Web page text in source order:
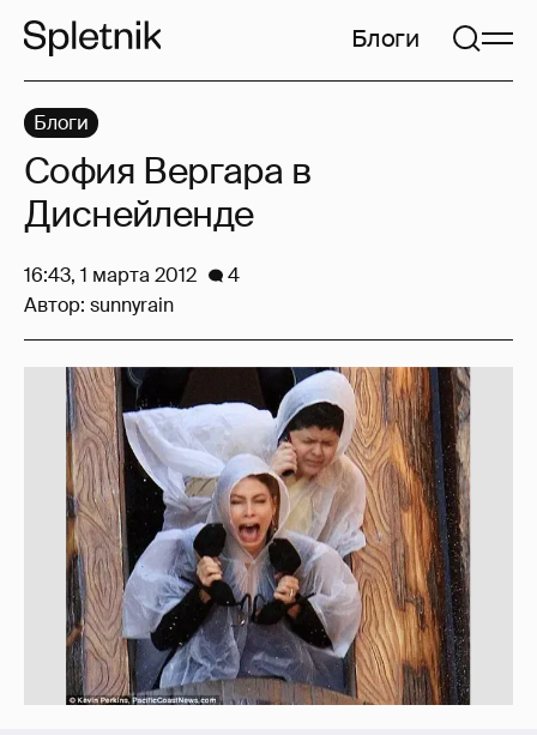
Блоги
Блоги
София Вергара в
Диснейленде
16:43, 1 марта 2012
4
Автор: sunnyrain